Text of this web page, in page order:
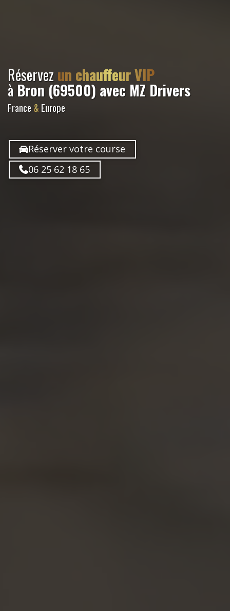
Réservezun chauffeur VIP
à Bron (69500) avec MZ Drivers
France& Europe
Réserver votre course
06 25 62 18 65